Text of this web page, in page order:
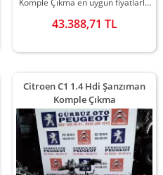
43.388,71 TL
Citroen C1 1.4 Hdi Şanzıman
Komple Çıkma